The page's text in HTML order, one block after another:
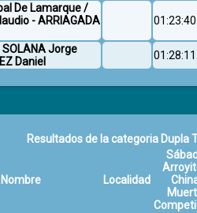
De Lamarque /
- ARRIAGADA
Jorge
Daniel
Resultados de la categoria Dupla
Nombre Localidad